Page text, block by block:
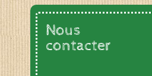
La RANDONNEE
chemins bucoliques des
Et d’autres activités
vannerie, inventaires
un expert de la LPO,
Nous
contacter